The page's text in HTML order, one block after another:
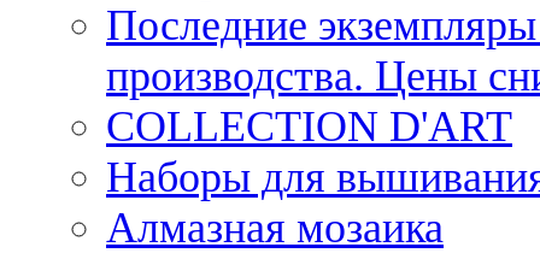
Последние
производства. Цены
COLLECTION D'ART
Наборы для
Алмазная мозаика